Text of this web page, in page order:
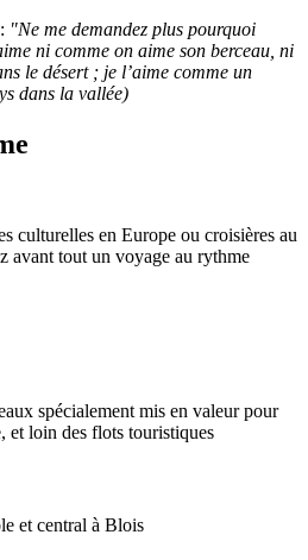
"Ne me demandez plus pourquoi
ni comme on aime son berceau, ni
le désert ; je l’aime comme un
dans la vallée)
culturelles en Europe ou croisières au
avant tout un voyage au rythme
spécialement mis en valeur pour
et loin des flots touristiques
et central à Blois